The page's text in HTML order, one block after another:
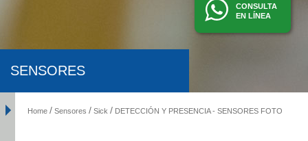
CONSULTA
EN LÍNEA
SENSORES
Home Sensores Sick DETECCIÓN Y PRESENCIA - SENSORES FOTOELÉCTRICOS, INDUCTIVOS, ETC